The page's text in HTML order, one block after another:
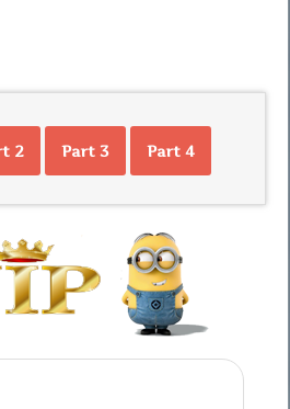
2 Part 3 Part 4